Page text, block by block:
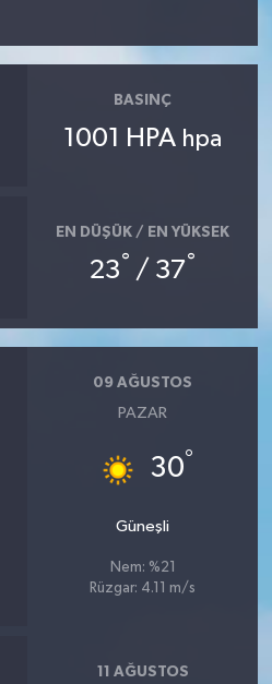
BASINÇ
1001 HPA hpa
EN DÜŞÜK / EN YÜKSEK
23° / 37°
09 AĞUSTOS
PAZAR
30°
Güneşli
Nem: %21
Rüzgar: 4.11 m/s
11 AĞUSTOS